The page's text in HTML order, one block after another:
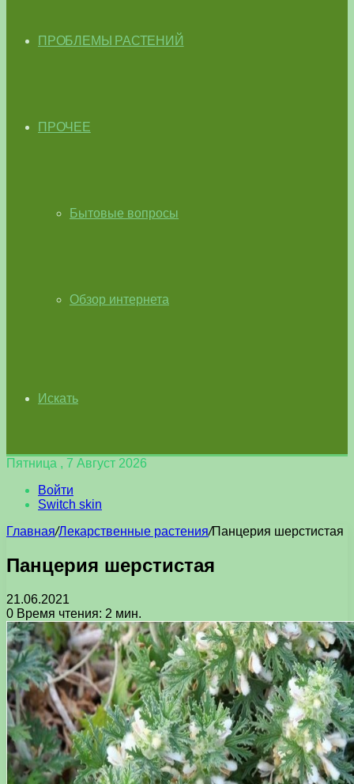
ПРОБЛЕМЫ РАСТЕНИЙ
ПРОЧЕЕ
Бытовые вопросы
Обзор интернета
Искать
Пятница , 7 Август 2026
Войти
Switch skin
Главная/Лекарственные растения/Панцерия шерстистая
Панцерия шерстистая
21.06.2021
0 Время чтения: 2 мин.